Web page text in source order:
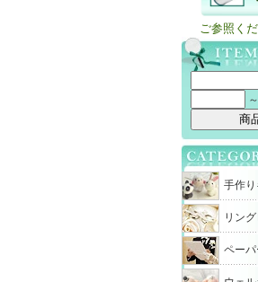
ご参照く
～
手作
リン
ペー